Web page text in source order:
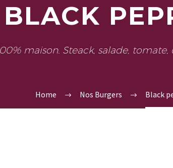
BLACK
maison. Steack, salade,
Home Nos Burgers Black